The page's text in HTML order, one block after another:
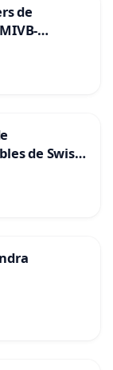
de
en Het
de Swiss